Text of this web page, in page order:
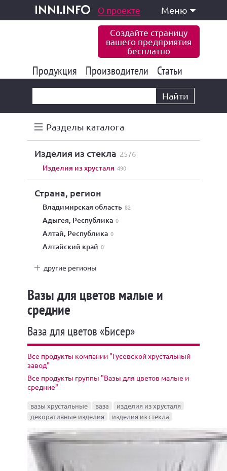
inni.info
и услуги О проекте Меню
Создайте страницу
вашего предприятия
бесплатно
Продукция 177 847
Производители 6 777
Статьи
Найти
Разделы каталога
изделия из стекла 2576
изделия из хрусталя 490
Страна, регион
Владимирская область 82
Адыгея, Республика 0
Алтай, Республика 0
Алтайский край 0
другие регионы
Вазы для цветов малые и
средние
Ваза для цветов «Бисер»
Все продукты компании "Гусевской хрустальный
завод"
Все продукты группы "Вазы для цветов малые и
средние"
вазы хрустальные ваза
изделия из хрусталя
декоративные изделия
изделия из стекла